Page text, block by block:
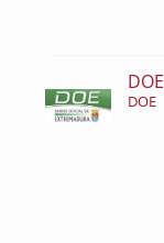
DOE
DOE